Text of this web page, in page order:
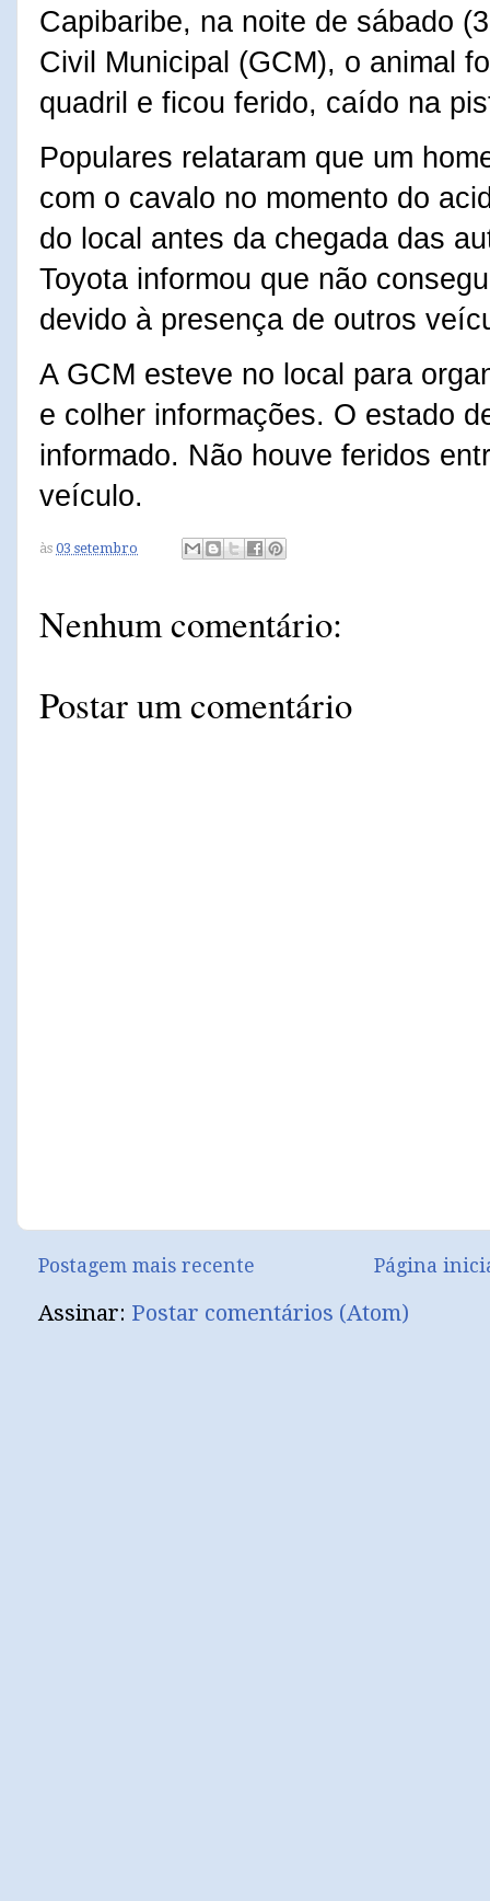
Capibaribe, na noite de sábado
Civil Municipal (GCM), o animal
quadril e ficou ferido, caído na
Populares relataram que um
com o cavalo no momento do
do local antes da chegada das
Toyota informou que não
devido à presença de outros
A GCM esteve no local para
e colher informações. O estado
informado. Não houve feridos
veículo.
às 03 setembro
Nenhum comentário:
Postar um comentário
Postagem mais recente Página
Assinar: Postar comentários (Atom)